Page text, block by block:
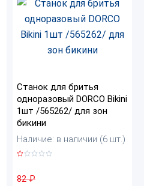
Станок для бритья
одноразовый DORCO Bikini
1шт /565262/ для зон
бикини
Наличие: в наличии (6 шт.)
82₽